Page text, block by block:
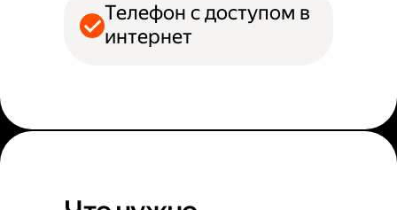
Телефон с доступом в
интернет